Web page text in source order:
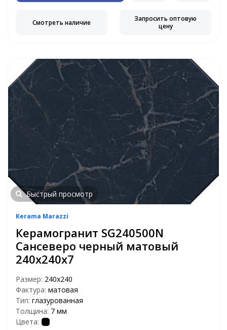
Смотреть наличие
Запросить оптовую
цену
Быстрый просмотр
Kerama Marazzi
Керамогранит SG240500N
Сансеверо черный матовый
240х240х7
Размер: 240х240
Фактура: матовая
Тип: глазурованная
Толщина: 7 мм
Цвета: